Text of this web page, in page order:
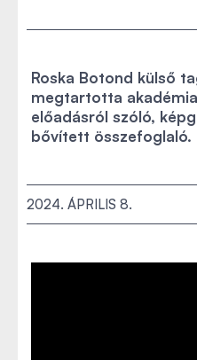
Roska Botond külső
megtartotta
előadásról szóló,
bővített összefoglaló.
2024. ÁPRILIS 8.